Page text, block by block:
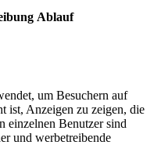
Ablauf
um Besuchern auf
ist, Anzeigen zu zeigen, die
einzelnen Benutzer sind
und werbetreibende